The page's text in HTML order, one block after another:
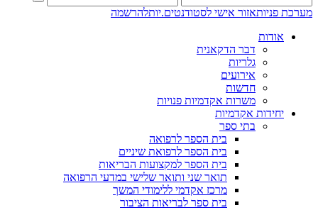
מערכת פניותאזור אישי לסטודנטים.יותלהרשמה
אודות
דבר הדקאנית
גלריות
אירועים
חדשות
משרות אקדמיות פנויות
יחידות אקדמיות
בתי ספר
בית הספר לרפואה
בית הספר לרפואת שיניים
בית הספר למקצועות הבריאות
תואר שני ותואר שלישי במדעי הרפואה
מרכז אקדמי ללימודי המשך
בית ספר לבריאות הציבור